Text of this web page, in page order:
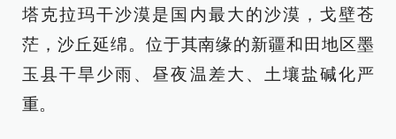
塔克拉玛干沙漠是国内最大的沙漠，戈壁苍
茫，沙丘延绵。位于其南缘的新疆和田地区墨
玉县干旱少雨、昼夜温差大、土壤盐碱化严
重。